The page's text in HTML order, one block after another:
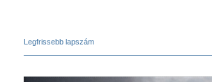
Legfrissebb lapszám